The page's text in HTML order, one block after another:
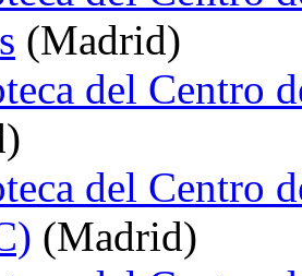
(Madrid)
del Centro
del Centro
(Madrid)